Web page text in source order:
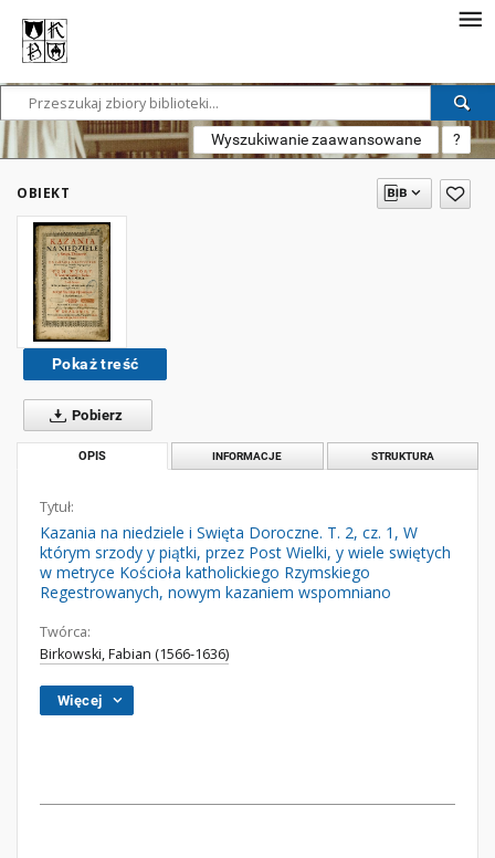
Wyszukiwanie zaawansowane ?
OBIEKT
Pokaż treść
Pobierz
OPIS INFORMACJE STRUKTURA
Tytuł:
Kazania na niedziele i Swięta Doroczne. T. 2, cz. 1, W
którym srzody y piątki, przez Post Wielki, y wiele swiętych
w metryce Kościoła katholickiego Rzymskiego
Regestrowanych, nowym kazaniem wspomniano
Twórca:
Birkowski, Fabian (1566-1636)
Więcej